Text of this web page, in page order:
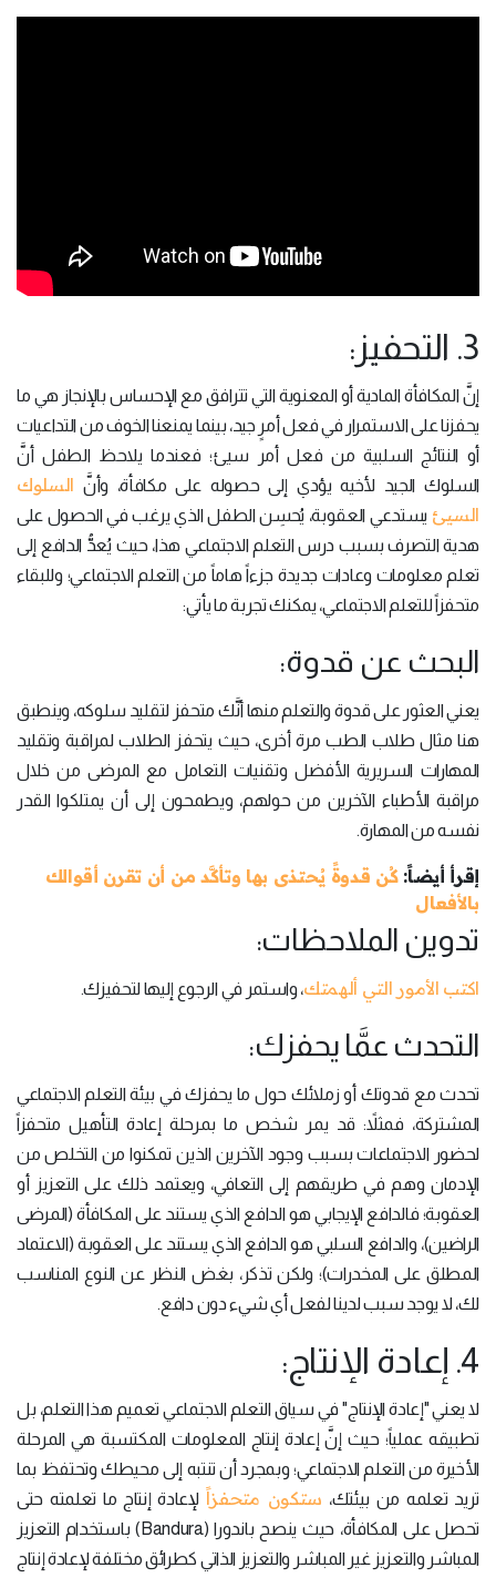
3. التحفيز:
إنَّ المكافأة المادية أو المعنوية التي تترافق مع الإحساس بالإنجاز هي ما
يحفزنا على الاستمرار في فعل أمرٍ جيد، بينما يمنعنا الخوف من التداعيات
أو النتائج السلبية من فعل أمر سيئ؛ فعندما يلاحظ الطفل أنَّ
السلوك الجيد لأخيه يؤدي إلى حصوله على مكافأة، وأنَّ السلوك
السيئ يستدعي العقوبة، يُحسِن الطفل الذي يرغب في الحصول على
هدية التصرف بسبب درس التعلم الاجتماعي هذا، حيث يُعدُّ الدافع إلى
تعلم معلومات وعادات جديدة جزءاً هاماً من التعلم الاجتماعي؛ وللبقاء
متحفزاً للتعلم الاجتماعي، يمكنك تجربة ما يأتي:
البحث عن قدوة:
يعني العثور على قدوة والتعلم منها أنَّك متحفز لتقليد سلوكه، وينطبق
هنا مثال طلاب الطب مرة أخرى، حيث يتحفز الطلاب لمراقبة وتقليد
المهارات السريرية الأفضل وتقنيات التعامل مع المرضى من خلال
مراقبة الأطباء الآخرين من حولهم، ويطمحون إلى أن يمتلكوا القدر
نفسه من المهارة.
إقرأ أيضاً:كُن قدوةً يُحتذى بها وتأكَّد من أن تقرن أقوالك
بالأفعال
تدوين الملاحظات:
اكتب الأمور التي ألهمتك، واستمر في الرجوع إليها لتحفيزك.
التحدث عمَّا يحفزك:
تحدث مع قدوتك أو زملائك حول ما يحفزك في بيئة التعلم الاجتماعي
المشتركة، فمثلاً: قد يمر شخص ما بمرحلة إعادة التأهيل متحفزاً
لحضور الاجتماعات بسبب وجود الآخرين الذين تمكنوا من التخلص من
الإدمان وهم في طريقهم إلى التعافي، ويعتمد ذلك على التعزيز أو
العقوبة؛ فالدافع الإيجابي هو الدافع الذي يستند على المكافأة (المرضى
الراضين)، والدافع السلبي هو الدافع الذي يستند على العقوبة (الاعتماد
المطلق على المخدرات)؛ ولكن تذكر، بغض النظر عن النوع المناسب
لك، لا يوجد سبب لدينا لفعل أي شيء دون دافع.
4. إعادة الإنتاج:
لا يعني "إعادة الإنتاج" في سياق التعلم الاجتماعي تعميم هذا التعلم، بل
تطبيقه عملياً؛ حيث إنَّ إعادة إنتاج المعلومات المكتسبة هي المرحلة
الأخيرة من التعلم الاجتماعي؛ وبمجرد أن تنتبه إلى محيطك وتحتفظ بما
تريد تعلمه من بيئتك، ستكون متحفزاً لإعادة إنتاج ما تعلمته حتى
تحصل على المكافأة، حيث ينصح باندورا (Bandura) باستخدام التعزيز
المباشر والتعزيز غير المباشر والتعزيز الذاتي كطرائق مختلفة لإعادة إنتاج